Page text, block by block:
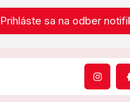
Prihláste sa na odber